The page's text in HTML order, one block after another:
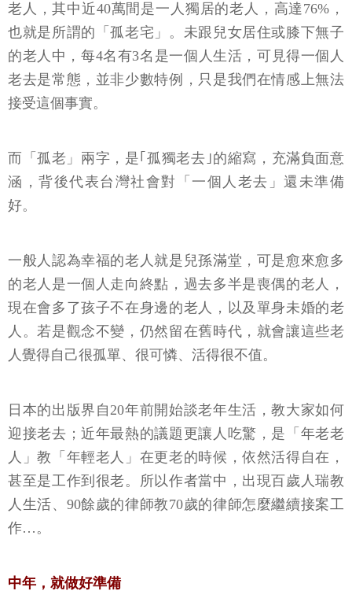
老人，其中近40萬間是一人獨居的老人，高達76%，
也就是所謂的「孤老宅」。未跟兒女居住或膝下無子
的老人中，每4名有3名是一個人生活，可見得一個人
老去是常態，並非少數特例，只是我們在情感上無法
接受這個事實。
而「孤老」兩字，是｢孤獨老去｣的縮寫，充滿負面意
涵，背後代表台灣社會對「一個人老去」還未準備
好。
一般人認為幸福的老人就是兒孫滿堂，可是愈來愈多
的老人是一個人走向終點，過去多半是喪偶的老人，
現在會多了孩子不在身邊的老人，以及單身未婚的老
人。若是觀念不變，仍然留在舊時代，就會讓這些老
人覺得自己很孤單、很可憐、活得很不值。
日本的出版界自20年前開始談老年生活，教大家如何
迎接老去；近年最熱的議題更讓人吃驚，是「年老老
人」教「年輕老人」在更老的時候，依然活得自在，
甚至是工作到很老。所以作者當中，出現百歲人瑞教
人生活、90餘歲的律師教70歲的律師怎麼繼續接案工
作…。
中年，就做好準備